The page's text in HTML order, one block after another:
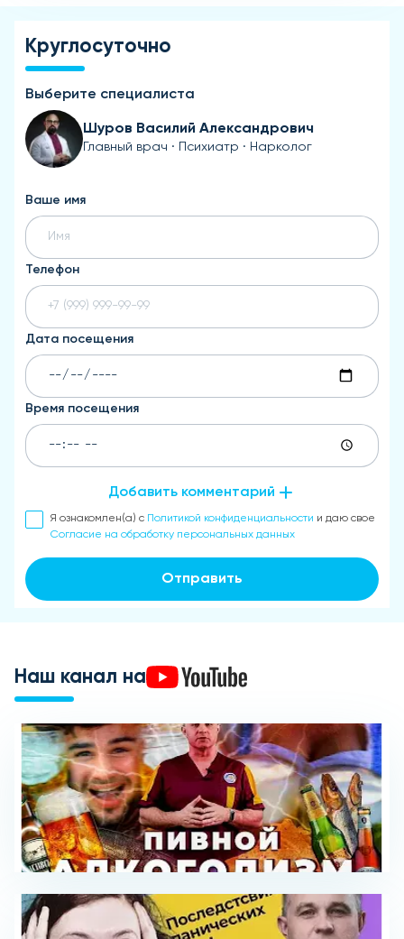
Круглосуточно
Выберите специалиста
Шуров Василий Александрович
Главный врач · Психиатр · Нарколог
Ваше имя
Телефон
Дата посещения
Время посещения
Добавить комментарий
Я ознакомлен(а) с Политикой конфиденциальности и даю свое
Согласие на обработку персональных данных
Отправить
Наш канал на